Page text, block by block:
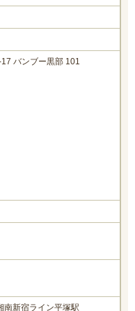
バンブー黒部 101
南新宿ライン平塚駅